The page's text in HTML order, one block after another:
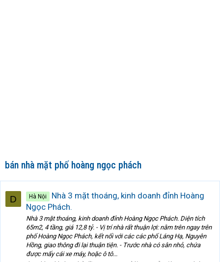
bán nhà mặt phố hoàng ngọc phách
D Hà Nội
Nhà 3 mặt thoáng, kinh doanh đỉnh Hoàng
Ngọc Phách.
Nhà 3 mặt thoáng, kinh doanh đỉnh Hoàng Ngọc Phách. Diện tích
65m2, 4 tầng, giá 12,8 tỷ. - Vị trí nhà rất thuận lợi: nằm trên ngay trên
phố Hoàng Ngọc Phách, kết nối với các các phố Láng Hạ, Nguyên
Hồng, giao thông đi lại thuận tiện. - Trước nhà có sân nhỏ, chứa
được mấy cái xe máy, hoặc ô tô...